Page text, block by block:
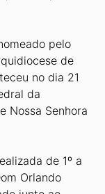
pelo
de
no dia 21
da
Nossa Senhora
de 1º a
Orlando